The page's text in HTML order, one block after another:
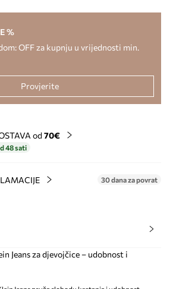
%
OFF za kupnju u vrijednosti min.
Provjerite
od 70€
48 sati
30 dana za povrat
Jeans za djevojčice – udobnost i